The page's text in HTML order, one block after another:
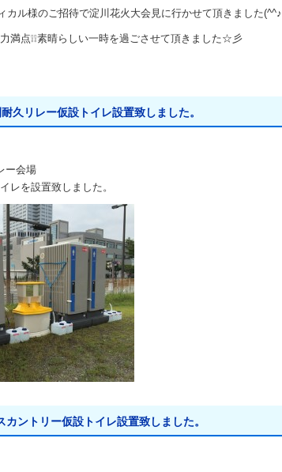
カル様のご招待で淀川花火大会見に行かせて頂きました(^^♪
満点❕❕素晴らしい一時を過ごさせて頂きました☆彡
久リレー仮設トイレ設置致しました。
ー会場
レを設置致しました。
カントリー仮設トイレ設置致しました。